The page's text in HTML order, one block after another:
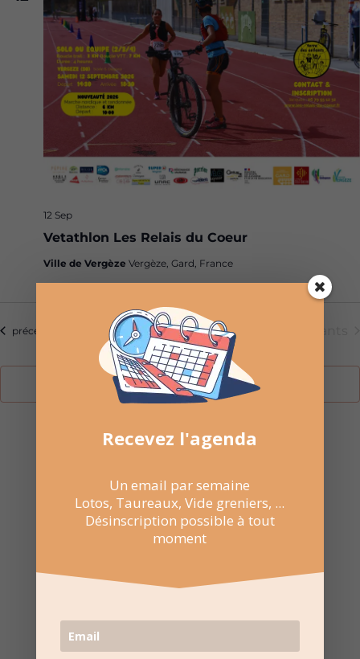
Vetathlon Les Relais du Coeur
12 Sep
Ville de Vergèze Vergèze, Gard, France
Évènements
précédents Aujourd’hui
S’abonner au calendrier
 NE RATEZ PAS
LES
PROCHAINES
une fois par semaine.
Recevez l'agenda
Un email par semaine
Lotos, Taureaux, Vide greniers, ...
Désinscription possible à tout
moment